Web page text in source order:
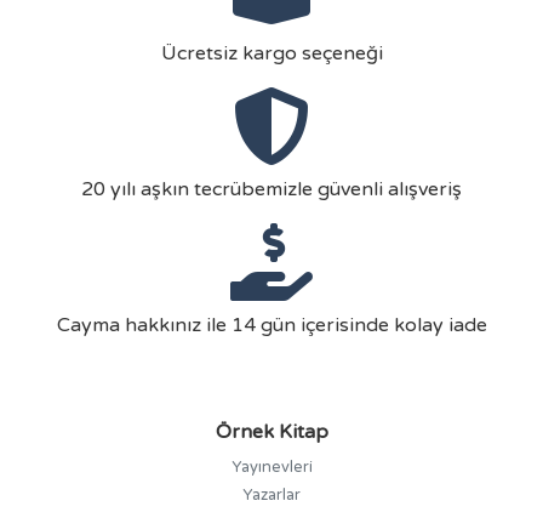
Ücretsiz kargo seçeneği
20 yılı aşkın tecrübemizle güvenli alışveriş
Cayma hakkınız ile 14 gün içerisinde kolay iade
Örnek Kitap
Yayınevleri
Yazarlar